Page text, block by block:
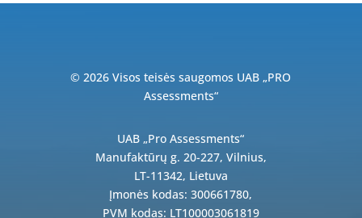
© 2026 Visos teisės saugomos UAB „PRO
Assessments“
UAB „Pro Assessments“
Manufaktūrų g. 20-227, Vilnius,
LT-11342, Lietuva
Įmonės kodas: 300661780,
PVM kodas: LT100003061819